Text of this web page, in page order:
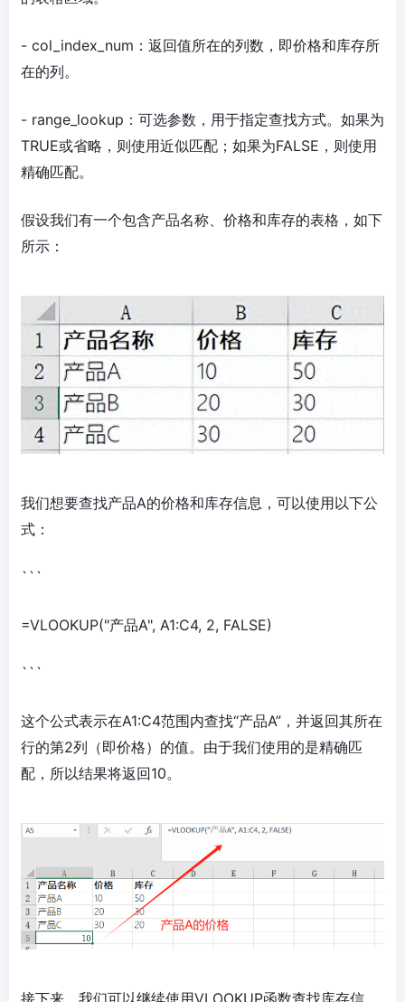
- col_index_num：返回值所在的列数，即价格和库存所
在的列。
- range_lookup：可选参数，用于指定查找方式。如果为
TRUE或省略，则使用近似匹配；如果为FALSE，则使用
精确匹配。
假设我们有一个包含产品名称、价格和库存的表格，如下
所示：
我们想要查找产品A的价格和库存信息，可以使用以下公
式：
```
=VLOOKUP("产品A", A1:C4, 2, FALSE)
```
这个公式表示在A1:C4范围内查找“产品A”，并返回其所在
行的第2列（即价格）的值。由于我们使用的是精确匹
配，所以结果将返回10。